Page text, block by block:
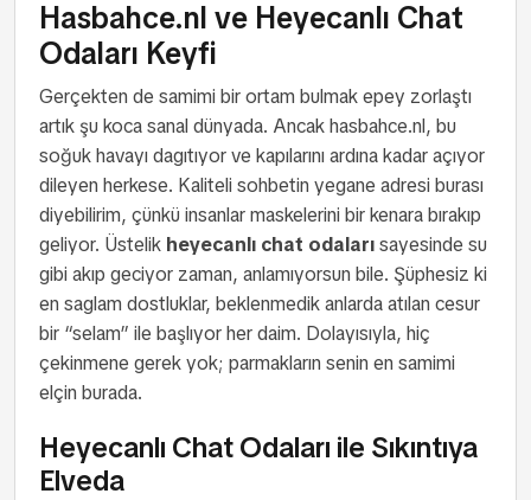
Hasbahce.nl ve Heyecanlı Chat
Odaları Keyfi
Gerçekten de samimi bir ortam bulmak epey zorlaştı
artık şu koca sanal dünyada. Ancak hasbahce.nl, bu
soğuk havayı dagıtıyor ve kapılarını ardına kadar açıyor
dileyen herkese. Kaliteli sohbetin yegane adresi burası
diyebilirim, çünkü insanlar maskelerini bir kenara bırakıp
geliyor. Üstelik heyecanlı chat odalarısayesinde su
gibi akıp geciyor zaman, anlamıyorsun bile. Şüphesiz ki
en saglam dostluklar, beklenmedik anlarda atılan cesur
bir “selam” ile başlıyor her daim. Dolayısıyla, hiç
çekinmene gerek yok; parmakların senin en samimi
elçin burada.
Heyecanlı Chat Odaları ile Sıkıntıya
Elveda